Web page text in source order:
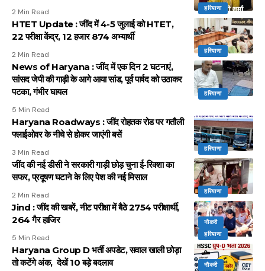
हरियाणा
2 Min Read
हरियाणा
HTET Update : जींद में 4-5 जुलाई को HTET,
22 परीक्षा केंद्र, 12 हजार 874 अभ्यार्थी
2 Min Read
हरियाणा
News of Haryana : जींद में एक दिन 2 घटनाएं,
सांसद जेपी की गाड़ी के आगे आया सांड, पूर्व पार्षद को उठाकर
पटका, गंभीर घायल
5 Min Read
हरियाणा
Haryana Roadways : जींद रोहतक रोड पर गतौली
फ्लाईओवर के नीचे से होकर जाएंगी बसें
3 Min Read
हरियाणा
जींद की नई डीसी ने सरकारी गाड़ी छोड़ चुना ई-रिक्शा का
सफर, प्रदूषण घटाने के लिए पेश की नई मिसाल
2 Min Read
नौकरी
हरियाणा
Jind : जींद की खबरें, नीट परीक्षा में बैठे 2754 परीक्षार्थी,
264 गैर हाजिर
5 Min Read
नौकरी
Haryana Group D भर्ती अपडेट, सवाल खाली छोड़ा
तो कटेंगे अंक, देखें 10 बड़े बदलाव